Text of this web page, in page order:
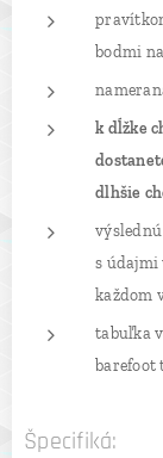
bodmi
k dĺžke
dlhšie
s údajmi
každom
tabuľka
barefoot
Špecifiká: